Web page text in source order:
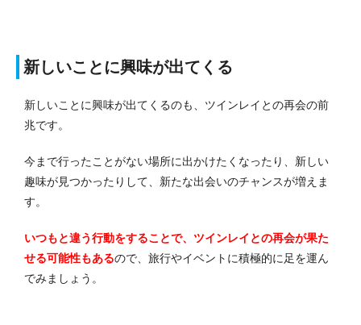
新しいことに興味が出てくる
新しいことに興味が出てくるのも、ツインレイとの再会の前
兆です。
今まで行ったことがない場所に出かけたくなったり、新しい
趣味が見つかったりして、新たな出会いのチャンスが増えま
す。
いつもと違う行動をすることで、ツインレイとの再会が果た
せる可能性もあるので、旅行やイベントに積極的に足を運ん
でみましょう。